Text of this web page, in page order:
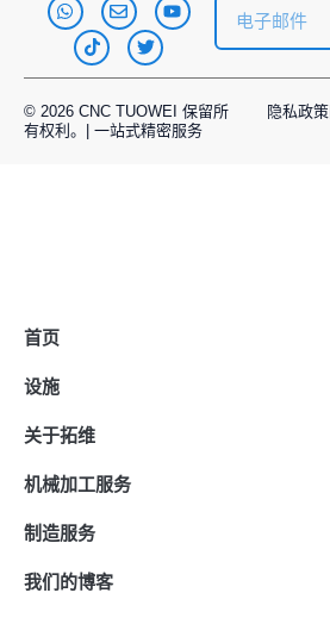
© 2026 CNC TUOWEI 保留所
有权利。| 一站式精密服务
隐私政策
首页
设施
关于拓维
机械加工服务
制造服务
我们的博客